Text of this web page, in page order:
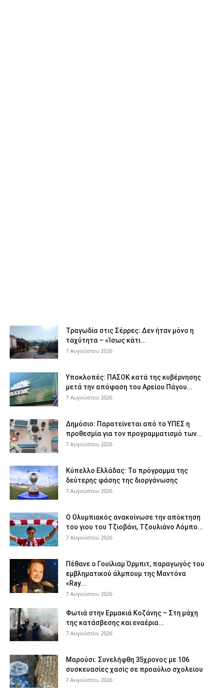
Τραγωδία στις Σέρρες: Δεν ήταν μόνο η
ταχύτητα – «Ίσως κάτι...
7 Αυγούστου 2026
Υποκλοπές: ΠΑΣΟΚ κατά της κυβέρνησης
μετά την απόφαση του Αρείου Πάγου...
7 Αυγούστου 2026
Δημόσιο: Παρατείνεται από το ΥΠΕΣ η
προθεσμία για τον προγραμματισμό των...
7 Αυγούστου 2026
Κύπελλο Ελλάδας: Το πρόγραμμα της
δεύτερης φάσης της διοργάνωσης
7 Αυγούστου 2026
Ο Ολυμπιακός ανακοίνωσε την απόκτηση
του γιου του Τζιοβάνι, Τζουλιάνο Λόμπο...
7 Αυγούστου 2026
Πέθανε ο Γουίλιαμ Όρμπιτ, παραγωγός του
εμβληματικού άλμπουμ της Μαντόνα
«Ray...
7 Αυγούστου 2026
Φωτιά στην Ερμακιά Κοζάνης – Στη μάχη
της κατάσβεσης και εναέρια...
7 Αυγούστου 2026
Μαρούσι: Συνελήφθη 35χρονος με 106
συσκευασίες χασίς σε προαύλιο σχολείου
7 Αυγούστου 2026